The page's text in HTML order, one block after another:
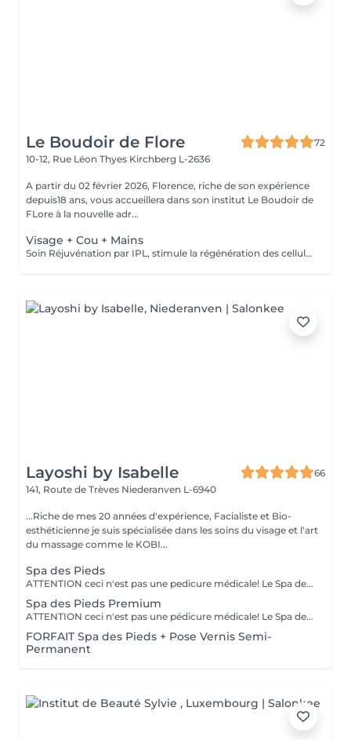
Le Boudoir de Flore
72
10-12, Rue Léon Thyes Kirchberg L-2636
A partir du 02 février 2026, Florence, riche de son expérience
depuis18 ans, vous accueillera dans son institut Le Boudoir de
FLore à la nouvelle adr...
Visage + Cou + Mains
Soin Réjuvénation par IPL, stimule la régénération des cellules de collagène et atténue les taches pigmentaires
Layoshi by Isabelle
66
141, Route de Trèves Niederanven L-6940
...Riche de mes 20 années d'expérience, Facialiste et Bio-
esthéticienne je suis spécialisée dans les soins du visage et l'art
du massage comme le KOBI...
Spa des Pieds
ATTENTION ceci n'est pas une pedicure médicale! Le Spa des pieds est un soin des pieds : - bain des pieds au sel, - coupe et limage des ongles, - pousse et coupe des cuticules, - rapage des talons à la spatule, - un gommage et l'application d'une crème nourrissante.
Spa des Pieds Premium
ATTENTION ceci n'est pas une pédicure médicale! Le Spa des pieds est un soin des pieds avec: - bain des pieds au sel, - coupe et limage des ongles, - pousse et coupe des cuticules, - rapage des talons à la spatule, - un gommage, - la pose d'un masque/chausson et un massage des pieds.
FORFAIT Spa des Pieds + Pose Vernis Semi-
Permanent